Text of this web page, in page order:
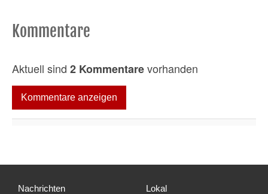
Kommentare
Aktuell sind 2 Kommentarevorhanden
Kommentare anzeigen
Nachrichten Lokal